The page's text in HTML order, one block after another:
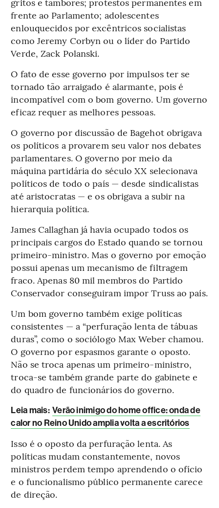
frente ao Parlamento; adolescentes
enlouquecidos por excêntricos socialistas
como Jeremy Corbyn ou o líder do Partido
Verde, Zack Polanski.
O fato de esse governo por impulsos ter se
tornado tão arraigado é alarmante, pois é
incompatível com o bom governo. Um governo
eficaz requer as melhores pessoas.
O governo por discussão de Bagehot obrigava
os políticos a provarem seu valor nos debates
parlamentares. O governo por meio da
máquina partidária do século XX selecionava
políticos de todo o país — desde sindicalistas
até aristocratas — e os obrigava a subir na
hierarquia política.
James Callaghan já havia ocupado todos os
principais cargos do Estado quando se tornou
primeiro-ministro. Mas o governo por emoção
possui apenas um mecanismo de filtragem
fraco. Apenas 80 mil membros do Partido
Conservador conseguiram impor Truss ao país.
Um bom governo também exige políticas
consistentes — a “perfuração lenta de tábuas
duras”, como o sociólogo Max Weber chamou.
O governo por espasmos garante o oposto.
Não se troca apenas um primeiro-ministro,
troca-se também grande parte do gabinete e
do quadro de funcionários do governo.
Leia mais: Verão inimigo do home office: onda de
calor no Reino Unido amplia volta a escritórios
Isso é o oposto da perfuração lenta. As
políticas mudam constantemente, novos
ministros perdem tempo aprendendo o ofício
e o funcionalismo público permanente carece
de direção.